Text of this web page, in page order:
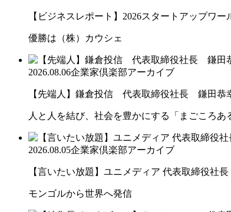
【ビジネスレポート】2026スタートアップワ
優勝は（株）カウシェ
2026.08.06企業家倶楽部アーカイブ
【先端人】鎌倉投信 代表取締役社長 鎌田恭
人と人を結び、社会を豊かにする「まごころあ
2026.08.05企業家倶楽部アーカイブ
【言いたい放題】ユニメディア 代表取締役社
モンゴルから世界へ発信